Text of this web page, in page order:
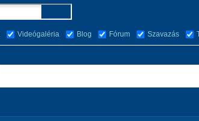
Videógaléria Blog Fórum Szavazás